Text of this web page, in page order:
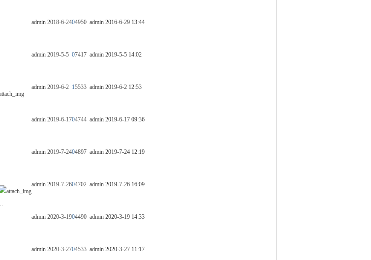
admin 2018-6-2404950 admin 2016-6-29 13:44
admin 2019-5-5 07417 admin 2019-5-5 14:02
admin 2019-6-2 15533 admin 2019-6-2 12:53
admin 2019-6-1704744 admin 2019-6-17 09:36
admin 2019-7-2404897 admin 2019-7-24 12:19
admin 2019-7-2604702 admin 2019-7-26 16:09
admin 2020-3-1904490 admin 2020-3-19 14:33
admin 2020-3-2704533 admin 2020-3-27 11:17